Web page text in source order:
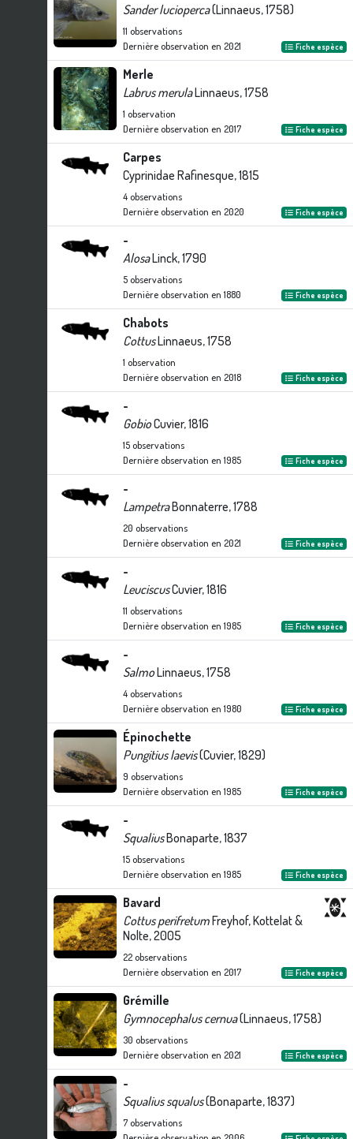
Sander lucioperca(Linnaeus, 1758)
11 observations
Dernière observation en 2021 Fiche espèce
Merle
Labrus merulaLinnaeus, 1758
1 observation
Dernière observation en 2017 Fiche espèce
Carpes
Cyprinidae Rafinesque, 1815
4observations
Dernière observation en 2020 Fiche espèce
-
AlosaLinck, 1790
5observations
Dernière observation en 1880 Fiche espèce
Chabots
CottusLinnaeus, 1758
1 observation
Dernière observation en 2018 Fiche espèce
-
GobioCuvier, 1816
15observations
Dernière observation en 1985 Fiche espèce
-
LampetraBonnaterre, 1788
20 observations
Dernière observation en 2021 Fiche espèce
-
LeuciscusCuvier, 1816
11 observations
Dernière observation en 1985 Fiche espèce
-
SalmoLinnaeus, 1758
4observations
Dernière observation en 1980 Fiche espèce
Épinochette
Pungitius laevis(Cuvier, 1829)
9 observations
Dernière observation en 1985 Fiche espèce
-
SqualiusBonaparte, 1837
15observations
Dernière observation en 1985 Fiche espèce
Bavard
Cottus perifretumFreyhof, Kottelat &
Nolte, 2005
22observations
Dernière observation en 2017 Fiche espèce
Grémille
Gymnocephalus cernua(Linnaeus, 1758)
30 observations
Dernière observation en 2021 Fiche espèce
-
Squalius squalus(Bonaparte, 1837)
7observations